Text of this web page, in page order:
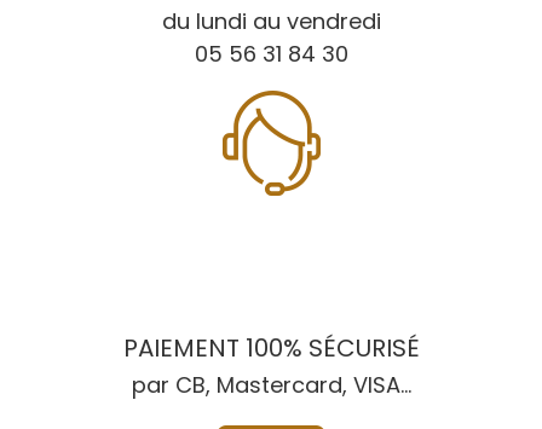
du lundi au vendredi
05 56 31 84 30
PAIEMENT 100% SÉCURISÉ
par CB, Mastercard, VISA...